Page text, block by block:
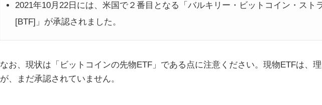
2021年10月22日には、米国で２番目となる「バルキリー・ビットコイン・スト
[BTF]」が承認されました。
なお、現状は「ビットコインの先物ETF」である点に注意ください。現物ETFは、
が、まだ承認されていません。